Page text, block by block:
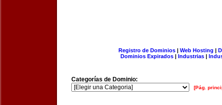
Registro de Dominios| Web Hosting |
Dominios Expirados | Industrias |
Categorías de Dominio:
[Pág.